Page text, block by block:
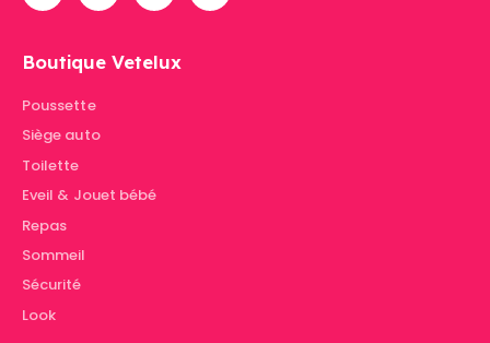
Boutique Vetelux
Poussette
Siège auto
Toilette
Eveil & Jouet bébé
Repas
Sommeil
Sécurité
Look